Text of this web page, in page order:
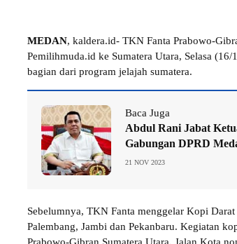
MEDAN, kaldera.id- TKN Fanta Prabowo-
Pemilihmuda.id ke Sumatera Utara, Selasa
bagian dari program jelajah sumatera.
Baca Juga
Abdul Rani Jabat
Gabungan DPRD
21 NOV 2023
Sebelumnya, TKN Fanta menggelar Kopi
Palembang, Jambi dan Pekanbaru. Kegiatan